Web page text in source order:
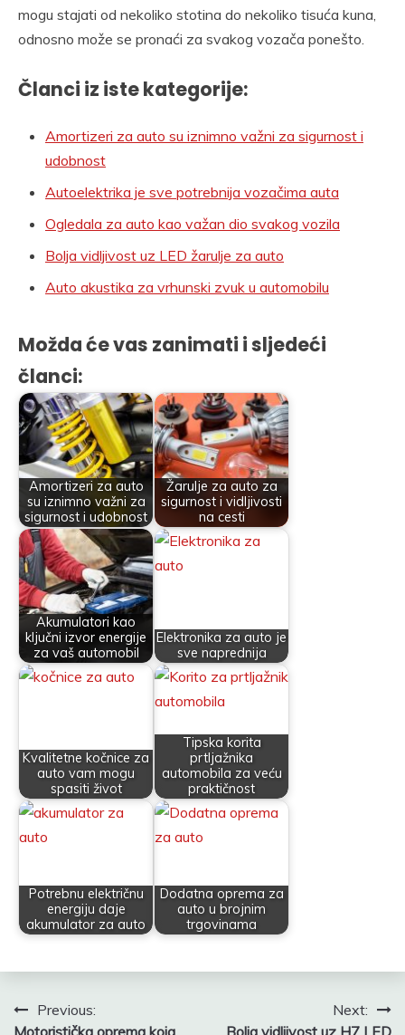
mogu stajati od nekoliko stotina do nekoliko tisuća kuna,
odnosno može se pronaći za svakog vozača ponešto.
Članci iz iste kategorije:
Amortizeri za auto su iznimno važni za sigurnost i
udobnost
Autoelektrika je sve potrebnija vozačima auta
Ogledala za auto kao važan dio svakog vozila
Bolja vidljivost uz LED žarulje za auto
Auto akustika za vrhunski zvuk u automobilu
Možda će vas zanimati i sljedeći
članci:
Amortizeri za auto
su iznimno važni za
sigurnost i udobnost
Žarulje za auto za
sigurnost i vidljivosti
na cesti
Akumulatori kao
ključni izvor energije
za vaš automobil
Elektronika za auto je
sve naprednija
Kvalitetne kočnice za
auto vam mogu
spasiti život
Tipska korita
prtljažnika
automobila za veću
praktičnost
Potrebnu električnu
energiju daje
akumulator za auto
Dodatna oprema za
auto u brojnim
trgovinama
Navigacija
Previous:
Motoristička oprema koja
Next:
Bolja vidljivost uz H7 LED